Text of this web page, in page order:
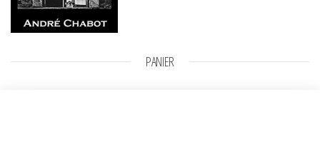
PANIER